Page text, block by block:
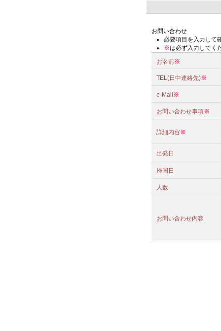
お問い合わせ
必要項目を入力して
※は必ず入力してく
お名前※
TEL(日中連絡先)※
e-Mail ※
お問い合わせ事項※
詳細内容※
出発日
帰国日
人数
お問い合わせ内容